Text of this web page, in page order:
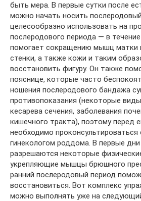
быть мера. В первые сутки после
можно начать носить
целесообразно использовать на
послеродового периода — в
помогает сокращению мышц матки
стенки, а также кожи и таким
восстановить фигуру. Он также
пояснице, которые часто
ношения послеродового бандажа
противопоказания (некоторые
кесарева сечения, заболевания
кишечного тракта), поэтому перед
необходимо
гинекологом роддома. В первые
разрешаются некоторые
укрепляющие мышцы брюшного
ранний послеродовый период
восстановиться. Вот комплекс
можно выполнять уже на